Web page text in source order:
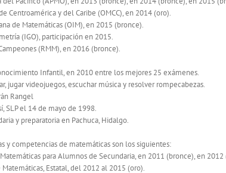
Centroamérica y del Caribe (OMCC), en 2014 (oro).
de Matemáticas (OIM), en 2015 (bronce).
(IGO), participación en 2015.
(RMM), en 2016 (bronce).
Infantil, en 2010 entre los mejores 25 exámenes.
jugar videojuegos, escuchar música y resolver rompecabezas.
Rangel
SLP el 14 de mayo de 1998.
y preparatoria en Pachuca, Hidalgo.
y competencias de matemáticas son los siguientes:
para Alumnos de Secundaria, en 2011 (bronce), en
Estatal, del 2012 al 2015 (oro).